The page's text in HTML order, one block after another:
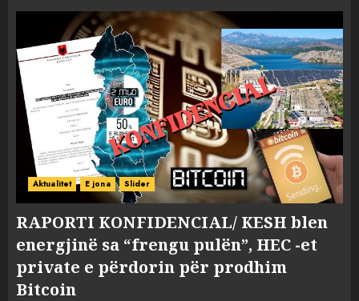
Aktualitet E jona Slider
RAPORTI KONFIDENCIAL/ KESH blen
energjinë sa “frengu pulën”, HEC -et
private e përdorin për prodhim
Bitcoin